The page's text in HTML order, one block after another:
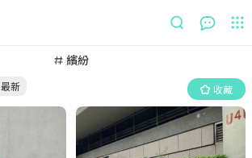
繽紛
最新 收藏
收藏